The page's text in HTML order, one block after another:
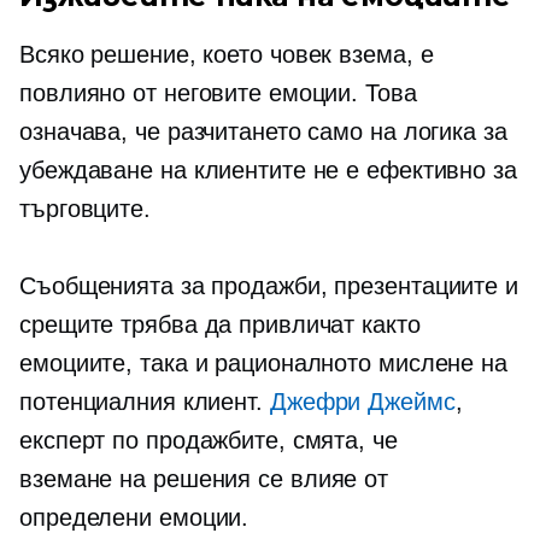
Всяко решение, което човек взема, е
повлияно от неговите емоции. Това
означава, че разчитането само на логика за
убеждаване на клиентите не е ефективно за
търговците.
Съобщенията за продажби, презентациите и
срещите трябва да привличат както
емоциите, така и рационалното мислене на
потенциалния клиент. Джефри Джеймс,
експерт по продажбите, смята, че
вземане на решения се влияе от
определени емоции.